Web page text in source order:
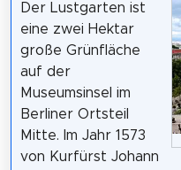
Der Lustgarten ist
eine zwei Hektar
große Grünfläche
auf der
Museumsinsel im
Berliner Ortsteil
Mitte. Im Jahr 1573
von Kurfürst Johann